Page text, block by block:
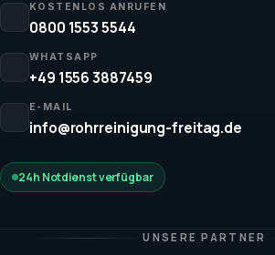
KOSTENLOS ANRUFEN
0800 1553 5544
WHATSAPP
+49 1556 3887459
E-MAIL
info@rohrreinigung-freitag.de
24h Notdienst verfügbar
UNSERE PARTNER